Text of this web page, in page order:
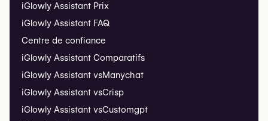
iGlowly Assistant Prix
iGlowly Assistant FAQ
Centre de confiance
iGlowly Assistant Comparatifs
iGlowly Assistant vsManychat
iGlowly Assistant vsCrisp
iGlowly Assistant vsCustomgpt